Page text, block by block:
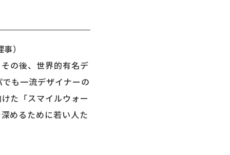
）
の後、世界的有名デ
も一流デザイナーの
た「スマイルウォー
めるために若い人た